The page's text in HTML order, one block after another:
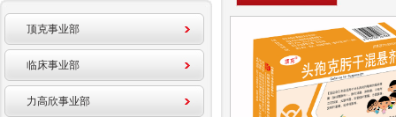
顶克事业部
临床事业部
力高欣事业部